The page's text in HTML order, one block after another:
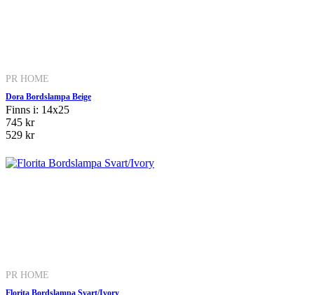
PR HOME
Dora Bordslampa Beige
Finns i: 14x25
745 kr
529 kr
PR HOME
Florita Bordslampa Svart/Ivory